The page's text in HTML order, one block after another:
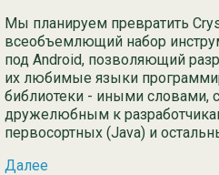
Мы планируем превратить
всеобъемлющий набор
под Android, позволяющий
их любимые языки
библиотеки - иными словами,
дружелюбным к
первосортных (Java) и
Далее